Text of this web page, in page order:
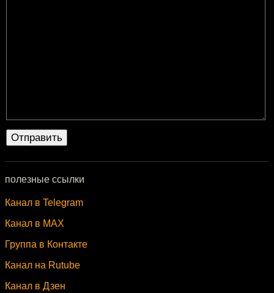
полезные ссылки
Канал в Telegram
Канал в MAX
Группа в Контакте
Канал на Rutube
Канал в Дзен